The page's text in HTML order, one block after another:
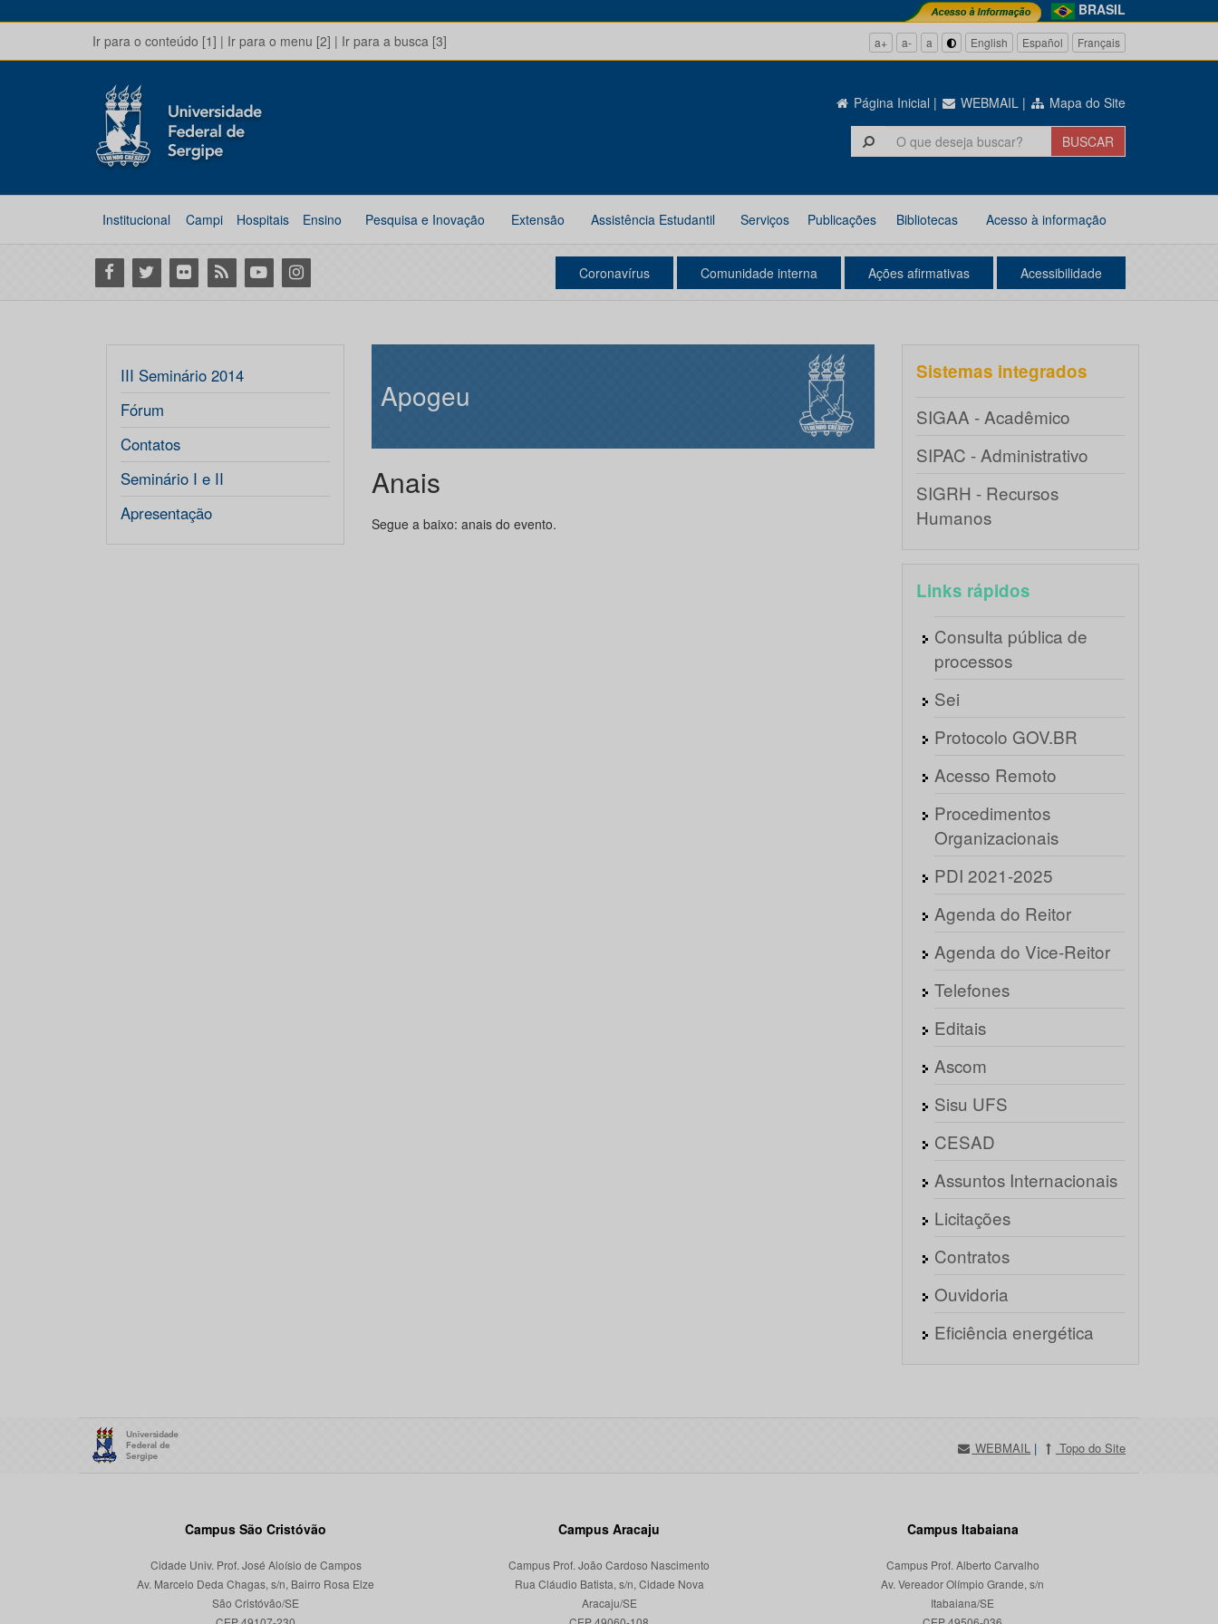
BRASIL
Ir para o conteúdo [1] | Ir para o menu [2] | Ir para a busca [3] a+ a- a English Español Français
Página Inicial | WEBMAIL | Mapa do Site
Institucional Campi Hospitais Ensino Pesquisa e Inovação Extensão Assistência Estudantil Serviços Publicações Bibliotecas Acesso à informação
Facebook
Twitter Flickr RSS YoutubeInstagram Coronavírus Comunidade interna Ações afirmativas Acessibilidade
III Seminário 2014
Fórum
Contatos
Seminário I e II
Apresentação
Apogeu
Anais
Segue a baixo: anais do evento.
Sistemas integrados
SIGAA - Acadêmico
SIPAC - Administrativo
SIGRH - Recursos
Humanos
Links rápidos
Consulta pública de
processos
Sei
Protocolo GOV.BR
Acesso Remoto
Procedimentos
Organizacionais
PDI 2021-2025
Agenda do Reitor
Agenda do Vice-Reitor
Telefones
Editais
Ascom
Sisu UFS
CESAD
Assuntos Internacionais
Licitações
Contratos
Ouvidoria
Eficiência energética
WEBMAIL | Topo do Site
Campus São Cristóvão
Cidade Univ. Prof. José Aloísio de Campos
Av. Marcelo Deda Chagas, s/n, Bairro Rosa Elze
São Cristóvão/SE
Campus Aracaju
Campus Prof. João Cardoso Nascimento
Rua Cláudio Batista, s/n, Cidade Nova
Aracaju/SE
Campus Itabaiana
Campus Prof. Alberto Carvalho
Av. Vereador Olímpio Grande, s/n
Itabaiana/SE